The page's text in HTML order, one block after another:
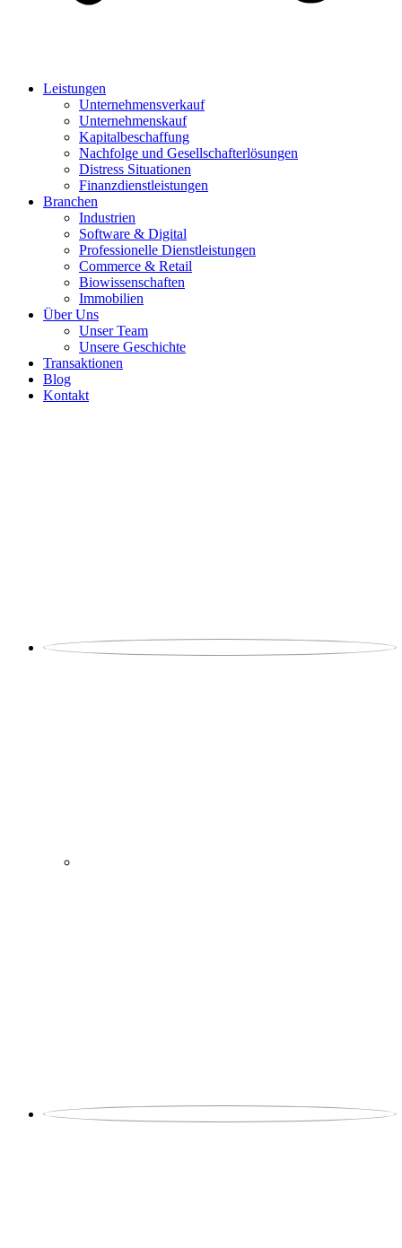
Leistungen
Unternehmensverkauf
Unternehmenskauf
Kapitalbeschaffung
Nachfolge und Gesellschafterlösungen
Distress Situationen
Finanzdienstleistungen
Branchen
Industrien
Software & Digital
Professionelle Dienstleistungen
Commerce & Retail
Biowissenschaften
Immobilien
Über Uns
Unser Team
Unsere Geschichte
Transaktionen
Blog
Kontakt